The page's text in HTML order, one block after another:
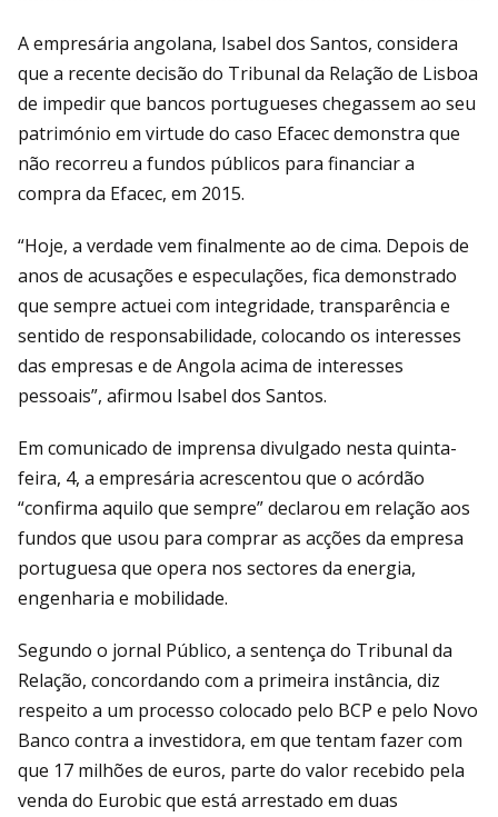
A empresária angolana, Isabel dos Santos, considera
que a recente decisão do Tribunal da Relação de Lisboa
de impedir que bancos portugueses chegassem ao seu
património em virtude do caso Efacec demonstra que
não recorreu a fundos públicos para financiar a
compra da Efacec, em 2015.
“Hoje, a verdade vem finalmente ao de cima. Depois de
anos de acusações e especulações, fica demonstrado
que sempre actuei com integridade, transparência e
sentido de responsabilidade, colocando os interesses
das empresas e de Angola acima de interesses
pessoais”, afirmou Isabel dos Santos.
Em comunicado de imprensa divulgado nesta quinta-
feira, 4, a empresária acrescentou que o acórdão
“confirma aquilo que sempre” declarou em relação aos
fundos que usou para comprar as acções da empresa
portuguesa que opera nos sectores da energia,
engenharia e mobilidade.
Segundo o jornal Público, a sentença do Tribunal da
Relação, concordando com a primeira instância, diz
respeito a um processo colocado pelo BCP e pelo Novo
Banco contra a investidora, em que tentam fazer com
que 17 milhões de euros, parte do valor recebido pela
venda do Eurobic que está arrestado em duas